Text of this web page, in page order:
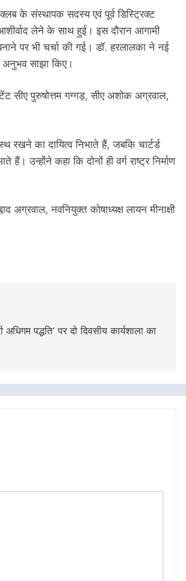
के संस्थापक सदस्य एवं पूर्व डिस्ट्रिक्ट
लेने के साथ हुई। इस दौरान आगामी
पर भी चर्चा की गई। डॉ. हरलालका ने नई
साझा किए।
सीए पुरुषोत्तम गग्गड़, सीए अशोक अग्रवाल,
का दायित्व निभाते हैं, जबकि चार्टर्ड
उन्होंने कहा कि दोनों ही वर्ग राष्ट्र निर्माण
अग्रवाल, नवनियुक्त कोषाध्यक्ष लायन मीनाक्षी
अधिगम पद्धति’ पर दो दिवसीय कार्यशाला का